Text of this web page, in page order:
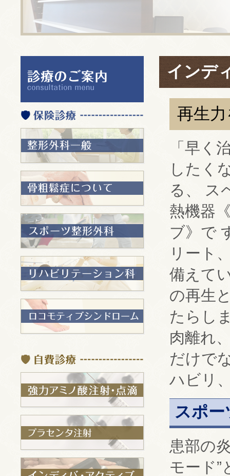
インデ
再生
「早く
したく
る、 ス
熱機器
ブ》で
リート
備えて
の再生
たらし
肉離れ
だけで
ハビリ
スポー
患部の
モード”